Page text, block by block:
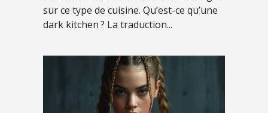
sur ce type de cuisine. Qu’est-ce qu’une
dark kitchen ? La traduction...